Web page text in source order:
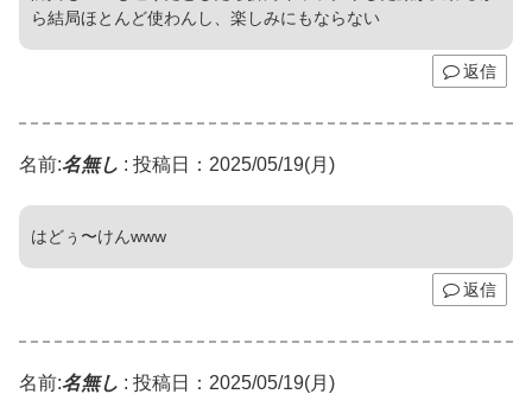
ら結局ほとんど使わんし、楽しみにもならない
返信
名前:名無し : 投稿日：2025/05/19(月)
はどぅ〜けんwww
返信
名前:名無し : 投稿日：2025/05/19(月)